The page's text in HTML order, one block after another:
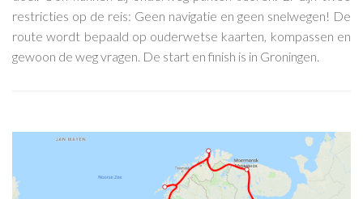
restricties op de reis: Geen navigatie en geen snelwegen! De
route wordt bepaald op ouderwetse kaarten, kompassen en
gewoon de weg vragen. De start en finish is in Groningen.